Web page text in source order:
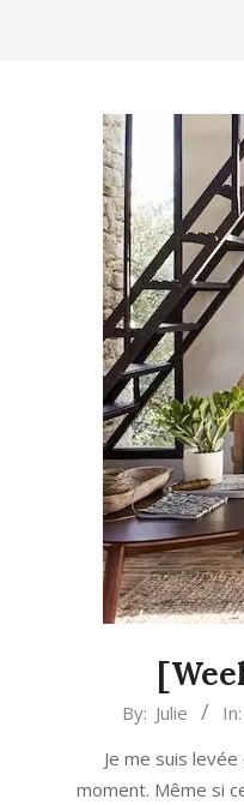
By: Julie In:
Je me suis
moment. Même si